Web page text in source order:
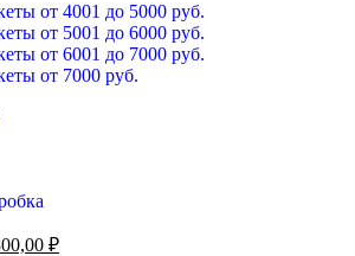
от 4001 до 5000 руб.
от 5001 до 6000 руб.
от 6001 до 7000 руб.
от 7000 руб.
₽